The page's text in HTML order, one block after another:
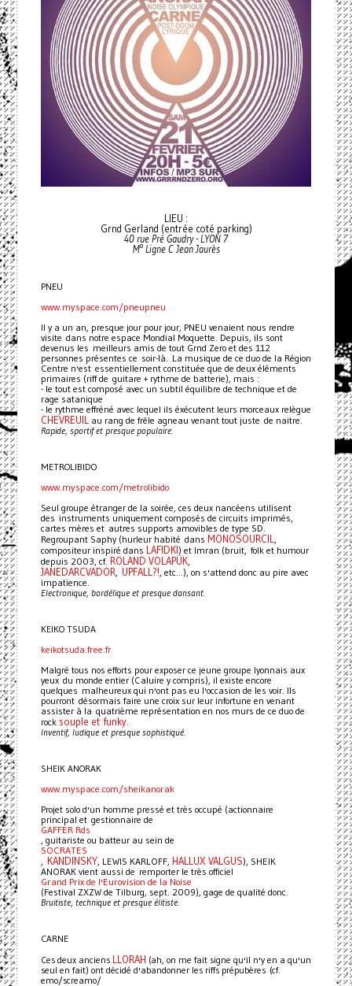
LIEU :
Grnd Gerland (entrée coté parking)
40 rue Pré Gaudry - LYON 7
M° Ligne C Jean Jaurès
PNEU
www.myspace.com/pneupneu
Il y a un an, presque jour pour jour, PNEU venaient nous rendre
visite dans notre espace Mondial Moquette. Depuis, ils sont
devenus les meilleurs amis de tout Grnd Zero et des 112
personnes présentes ce soir-là. La musique de ce duo de la Région
Centre n'est essentiellement constituée que de deux éléments
primaires (riff de guitare + rythme de batterie), mais :
- le tout est composé avec un subtil équilibre de technique et de
rage satanique
- le rythme effréné avec lequel ils éxécutent leurs morceaux relègue
CHEVREUIL au rang de frêle agneau venant tout juste de naitre.
Rapide, sportif et presque populaire.
METROLIBIDO
www.myspace.com/metrolibido
Seul groupe étranger de la soirée, ces deux nancéens utilisent
des instruments uniquement composés de circuits imprimés,
cartes mères et autres supports amovibles de type SD.
Regroupant Saphy (hurleur habité dans MONOSOURCIL ,
compositeur inspiré dans LAFIDKI) et Imran (bruit, folk et humour
depuis 2003, cf. ROLAND VOLAPÜK,
JANEDARCVADOR, UPFALL?!, etc...), on s'attend donc au pire avec
impatience.
Electronique, bordélique et presque dansant.
KEIKO TSUDA
keikotsuda.free.fr
Malgré tous nos efforts pour exposer ce jeune groupe lyonnais aux
yeux du monde entier (Caluire y compris), il existe encore
quelques malheureux qui n'ont pas eu l'occasion de les voir. Ils
pourront désormais faire une croix sur leur infortune en venant
assister à la quatrième représentation en nos murs de ce duo de
rock souple et funky.
Inventif, ludique et presque sophistiqué.
SHEIK ANORAK
www.myspace.com/sheikanorak
Projet solo d'un homme pressé et très occupé (actionnaire
principal et gestionnaire de
GAFFER Rds
, guitariste ou batteur au sein de
SOCRATES
, KANDINSKY, LEWIS KARLOFF, HALLUX VALGUS), SHEIK
ANORAK vient aussi de remporter le très officiel
Grand Prix de l'Eurovision de la Noise
(Festival ZXZW de Tilburg, sept. 2009), gage de qualité donc.
Bruitiste, technique et presque élitiste.
CARNE
Ces deux anciens LLORAH (ah, on me fait signe qu'il n'y en a qu'un
seul en fait) ont décidé d'abandonner les riffs prépubères (cf.
emo/screamo/